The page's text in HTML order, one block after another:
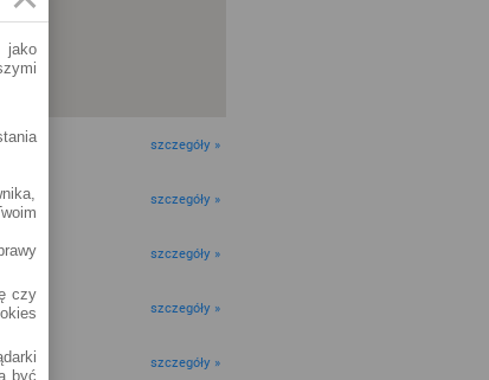
szczegóły »
szczegóły »
szczegóły »
szczegóły »
szczegóły »
jako
czy
być